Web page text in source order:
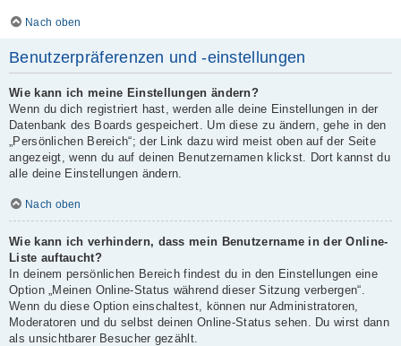
Nach oben
Benutzerpräferenzen und -einstellungen
Wie kann ich meine Einstellungen ändern?
Wenn du dich registriert hast, werden alle deine Einstellungen in der
Datenbank des Boards gespeichert. Um diese zu ändern, gehe in den
„Persönlichen Bereich“; der Link dazu wird meist oben auf der Seite
angezeigt, wenn du auf deinen Benutzernamen klickst. Dort kannst du
alle deine Einstellungen ändern.
Nach oben
Wie kann ich verhindern, dass mein Benutzername in der Online-
Liste auftaucht?
In deinem persönlichen Bereich findest du in den Einstellungen eine
Option „Meinen Online-Status während dieser Sitzung verbergen“.
Wenn du diese Option einschaltest, können nur Administratoren,
Moderatoren und du selbst deinen Online-Status sehen. Du wirst dann
als unsichtbarer Besucher gezählt.